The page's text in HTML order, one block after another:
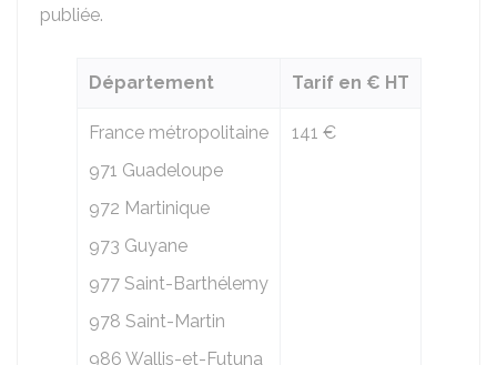
publiée.
Département Tarif en € HT
France métropolitaine
971 Guadeloupe
972 Martinique
973 Guyane
977 Saint-Barthélemy
978 Saint-Martin
986 Wallis-et-Futuna
141 €